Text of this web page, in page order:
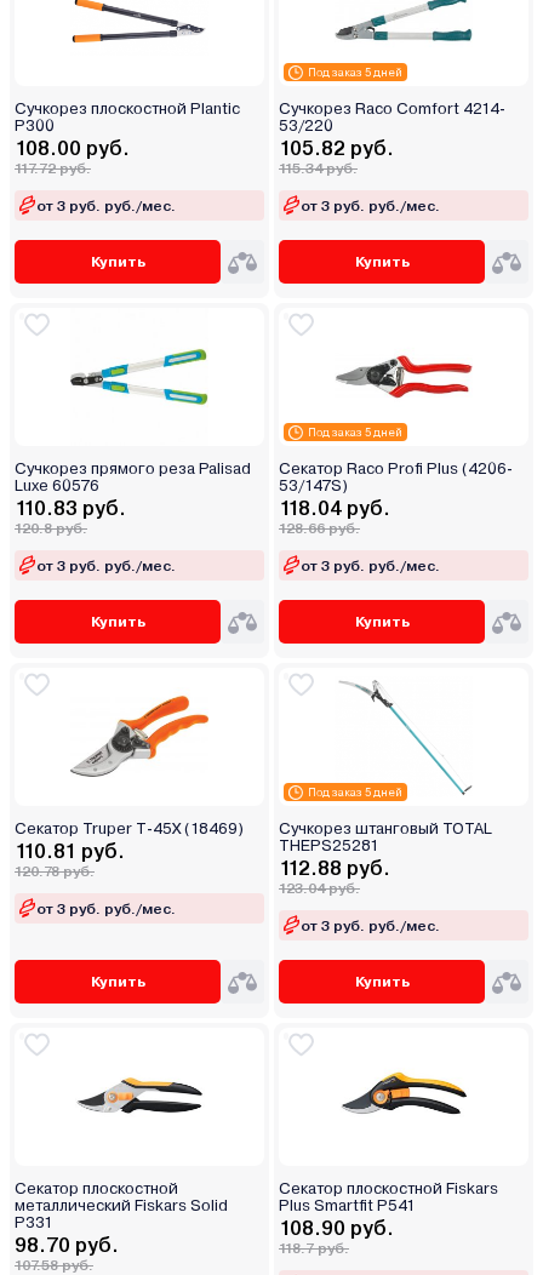
Сучкорез плоскостной Plantic
P300
108.00 руб.
117.72 руб.
от 3 руб. руб./мес.
Купить
Под заказ 5 дней
Сучкорез Raco Comfort 4214-
53/220
105.82 руб.
115.34 руб.
от 3 руб. руб./мес.
Купить
Сучкорез прямого реза Palisad
Luxe 60576
110.83 руб.
120.8 руб.
от 3 руб. руб./мес.
Купить
Под заказ 5 дней
Секатор Raco Profi Plus (4206-
53/147S)
118.04 руб.
128.66 руб.
от 3 руб. руб./мес.
Купить
Секатор Truper T-45X (18469)
110.81 руб.
120.78 руб.
от 3 руб. руб./мес.
Купить
Под заказ 5 дней
Сучкорез штанговый TOTAL
THEPS25281
112.88 руб.
123.04 руб.
от 3 руб. руб./мес.
Купить
Секатор плоскостной
металлический Fiskars Solid
P331
98.70 руб.
107.58 руб.
Секатор плоскостной Fiskars
Plus Smartfit P541
108.90 руб.
118.7 руб.